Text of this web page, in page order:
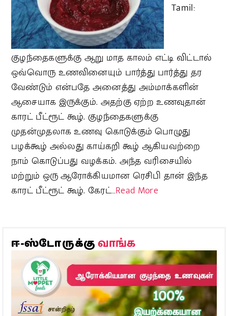
Tamil:
குழந்தைகளுக்கு ஆறு மாத காலம் எட்டி விட்டால்
ஒவ்வொரு உணவினையும் பார்த்து பார்த்து தர
வேண்டும் என்பதே அனைத்து அம்மாக்களின்
ஆசையாக இருக்கும். அதற்கு ஏற்ற உணவுதான்
காரட் பீட்ரூட் கூழ். குழந்தைகளுக்கு
முதன்முதலாக உணவு கொடுக்கும் பொழுது
பழக்கூழ் அல்லது காய்கறி கூழ் ஆகியவற்றை
நாம் கொடுப்பது வழக்கம். அந்த வரிசையில்
மற்றும் ஒரு ஆரோக்கியமான ரெசிபி தான் இந்த
காரட் பீட்ரூட் கூழ். கேரட்…Read More
ஈ-ஸ்டோருக்குவாங்க